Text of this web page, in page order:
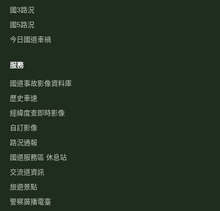
國3路況
國5路況
今日國道車禍
服務
國道事故影像資料庫
歷史車速
經緯度查即時影像
自訂影像
路況通報
國道服務區 休息站
交流道資訊
旅遊景點
警察廣播電臺